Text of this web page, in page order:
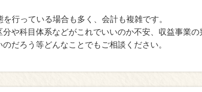
行っている場合も多く、会計も複雑です。
や科目体系などがこれでいいのか不安、収益事業
だろう等どんなことでもご相談ください。